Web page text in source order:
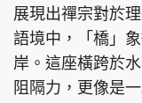
隱私政策聲明
Copyright © 東
展現出禪宗對於
語境中，「橋」
岸。這座橫跨於
阻隔力，更像是